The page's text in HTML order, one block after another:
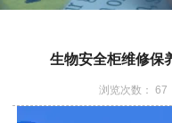
生物安全柜维修保
浏览次数： 67